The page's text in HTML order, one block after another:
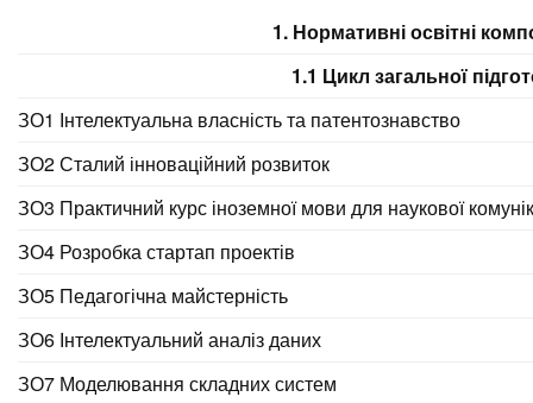
1. Нормативні освітні
1.1 Цикл загальної
ЗО1 Інтелектуальна власність та патентознавство
ЗО2 Сталий інноваційний розвиток
ЗО3 Практичний курс іноземної мови для наукової
ЗО4 Розробка стартап проектів
ЗО5 Педагогічна майстерність
ЗО6 Інтелектуальний аналіз даних
ЗО7 Моделювання складних систем